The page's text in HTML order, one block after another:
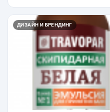
ДИЗАЙН И БРЕНДИНГ